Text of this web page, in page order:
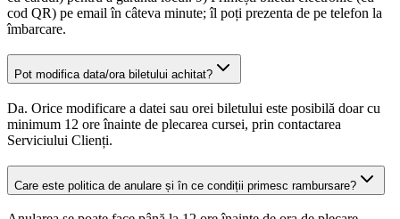
cod QR) pe email în câteva minute; îl poți prezenta de pe telefon la
îmbarcare.
Pot modifica data/ora biletului achitat?
Da. Orice modificare a datei sau orei biletului este posibilă doar cu
minimum 12 ore înainte de plecarea cursei, prin contactarea
Serviciului Clienți.
Care este politica de anulare și în ce condiții primesc rambursare?